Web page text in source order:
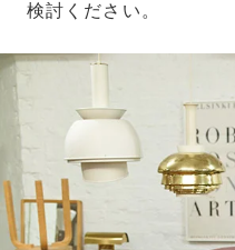
検討ください。